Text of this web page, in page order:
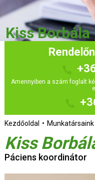
Kiss Borbála
Amennyiben a szám foglalt
Kezdőoldal Munkatársaink
Kiss
Páciens koordinátor